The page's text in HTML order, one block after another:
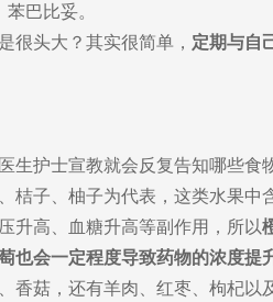
巴比妥。
很头大？其实很简单， 定期与自
生护士宣教就会反复告知哪些
、桔子、柚子为代表，这类水果
升高、血糖升高等副作用，所以
也会一定程度导致药物的浓度提
香菇，还有羊肉、红枣、枸杞